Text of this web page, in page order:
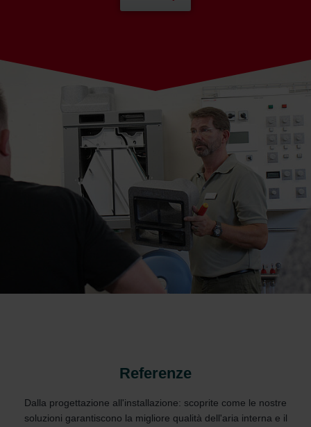
Referenze
Dalla progettazione all'installazione: scoprite come le nostre
soluzioni garantiscono la migliore qualità dell'aria interna e il